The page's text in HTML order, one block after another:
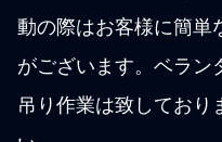
動の際はお客様に簡単
がございます。ベラン
吊り作業は致しており